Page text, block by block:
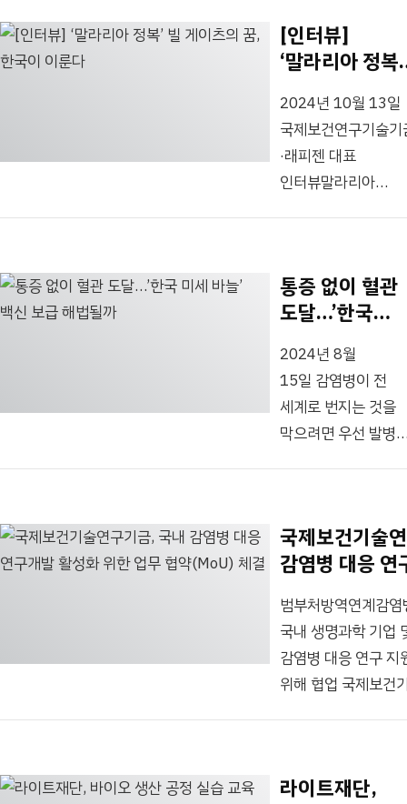
포즈를 취하고 있다.
국제보건기술연구기
(라이트재단)과
유바이오로직스
(206650)가
아프리카 수막구균
퇴치에 힘을 모은다.
보건복지부,...
Investment for
Global Health
Foundation, 이하
‘라이트재단’)은 11
12일(화) 송도
컨벤시아에서 ‘필수
보건 기술에 공평한
추진’을 주제로 연례
포럼을 개최했다.
포럼은 보건복지부와
세계보건기구
가 공동으로 개최한
‘2024 세계 바이오
서밋(World Bio
아시아개발은행
(ADB),
(Unitaid), LG 화학
[인터뷰]
‘말라리아 정복’
한국이 이룬다
2024년 10월 13일
국제보건연구기술기
·래피젠 대표
인터뷰말라리아
브라질서 임상시험
진행 10일 서울
국제보건연구기술기
(라이트재단)
사무실에서 만난
박재구 래피젠 대표
(왼쪽)와 김한이
(오른쪽)./라이트재
지난 2022년
마이크로소프트(MS)
창업자 빌 게이츠는
영국 BBC 방송과의
인터뷰에서
“자선사업으로 많은
꿈”이라고 말했다.
통증 없이 혈관
도달…’한국
보급 해법될까
2024년 8월
15일 감염병이 전
세계로 번지는 것을
막으려면 우선 발병
낮은 온도에서
운반해야 하기 때문
백신이 제대로 쓰이
못하고 있습니다. 이
문제를 해결할 방법
조동찬
의학전문기자가
침투할 수 없도록
국제보건기술
감염병 대응 연
범부처방역연계감
국내 생명과학 기업
감염병 대응 연구 지
위해 협업 국제보건
범부처방역연계감
라이트재단,